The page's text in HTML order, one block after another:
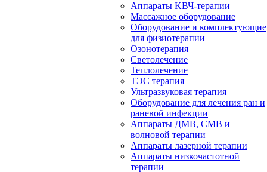
Аппараты KВЧ-терапии
Массажное оборудование
Оборудование и комплектующие
для физиотерапии
Озонотерапия
Светолечение
Теплолечение
ТЭС терапия
Ультразвуковая терапия
Оборудование для лечения ран и
раневой инфекции
Аппараты ДМВ, СМВ и
волновой терапии
Аппараты лазерной терапии
Аппараты низкочастотной
терапии